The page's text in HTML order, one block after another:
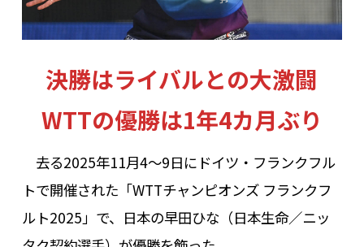
決勝はライバルとの大激闘
WTTの優勝は1年4カ月ぶり
去る2025年11月4〜9日にドイツ・フランクフル
トで開催された「WTTチャンピオンズ フランクフ
ルト2025」で、日本の早田ひな（日本生命／ニッ